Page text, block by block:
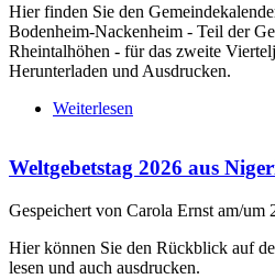
Hier finden Sie den
Bodenheim-Nackenheim - Teil der
Rheintalhöhen - für das zweite
Herunterladen und Ausdrucken.
Weiterlesen
Weltgebetstag 2026 aus
Gespeichert von Carola Ernst am/um
Hier können Sie den Rückblick auf
lesen und auch ausdrucken.